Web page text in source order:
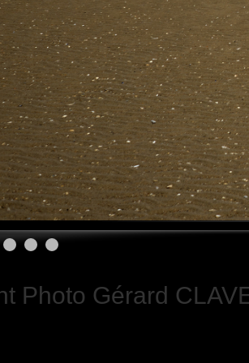
Photo Gérard